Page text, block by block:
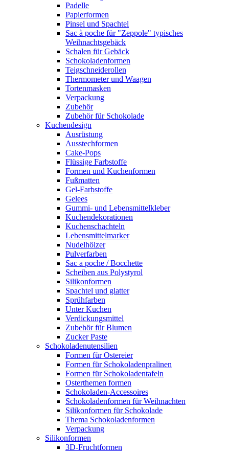
Padelle
Papierformen
Pinsel und Spachtel
Sac à poche für "Zeppole" typisches
Weihnachtsgebäck
Schalen für Gebäck
Schokoladenformen
Teigschneiderollen
Thermometer und Waagen
Tortenmasken
Verpackung
Zubehör
Zubehör für Schokolade
Kuchendesign
Ausrüstung
Ausstechformen
Cake-Pops
Flüssige Farbstoffe
Formen und Kuchenformen
Fußmatten
Gel-Farbstoffe
Gelees
Gummi- und Lebensmittelkleber
Kuchendekorationen
Kuchenschachteln
Lebensmittelmarker
Nudelhölzer
Pulverfarben
Sac a poche / Bocchette
Scheiben aus Polystyrol
Silikonformen
Spachtel und glatter
Sprühfarben
Unter Kuchen
Verdickungsmittel
Zubehör für Blumen
Zucker Paste
Schokoladenutensilien
Formen für Ostereier
Formen für Schokoladenpralinen
Formen für Schokoladentafeln
Osterthemen formen
Schokoladen-Accessoires
Schokoladenformen für Weihnachten
Silikonformen für Schokolade
Thema Schokoladenformen
Verpackung
Silikonformen
3D-Fruchtformen